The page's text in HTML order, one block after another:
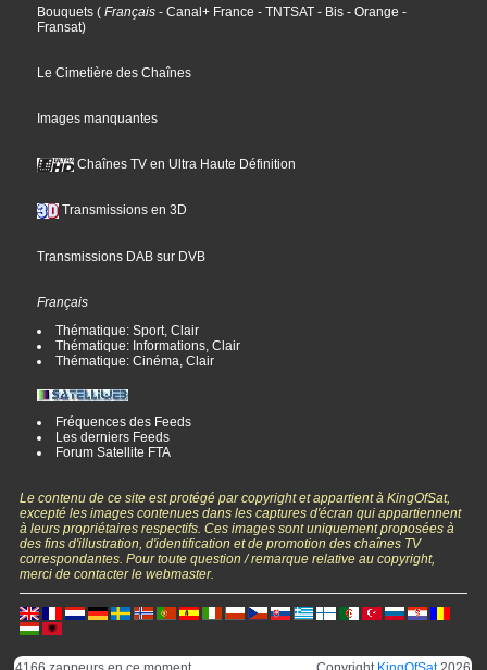
Bouquets ( Français - Canal+ France - TNTSAT - Bis - Orange -
Fransat)
Le Cimetière des Chaînes
Images manquantes
Chaînes TV en Ultra Haute Définition
Transmissions en 3D
Transmissions DAB sur DVB
Français
Thématique: Sport, Clair
Thématique: Informations, Clair
Thématique: Cinéma, Clair
Fréquences des Feeds
Les derniers Feeds
Forum Satellite FTA
Le contenu de ce site est protégé par copyright et appartient à KingOfSat,
excepté les images contenues dans les captures d'écran qui appartiennent
à leurs propriétaires respectifs. Ces images sont uniquement proposées à
des fins d'illustration, d'identification et de promotion des chaînes TV
correspondantes. Pour toute question / remarque relative au copyright,
merci de contacter le webmaster.